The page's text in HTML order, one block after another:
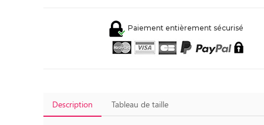
Paiement entièrement sécurisé
Description Tableau de taille